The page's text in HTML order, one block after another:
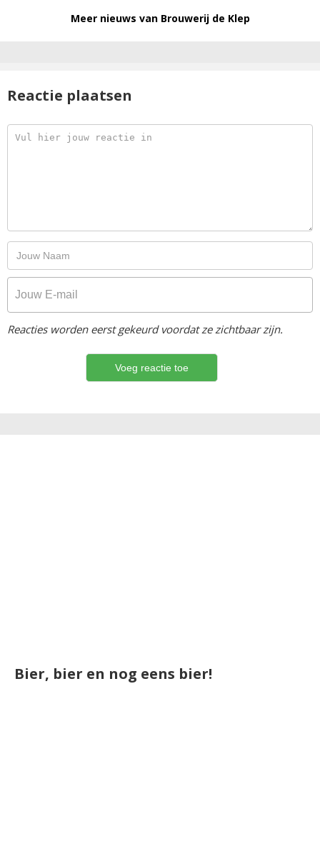
Meer nieuws van Brouwerij de Klep
Reactie plaatsen
Reacties worden eerst gekeurd voordat ze zichtbaar zijn.
Bier, bier en nog eens bier!